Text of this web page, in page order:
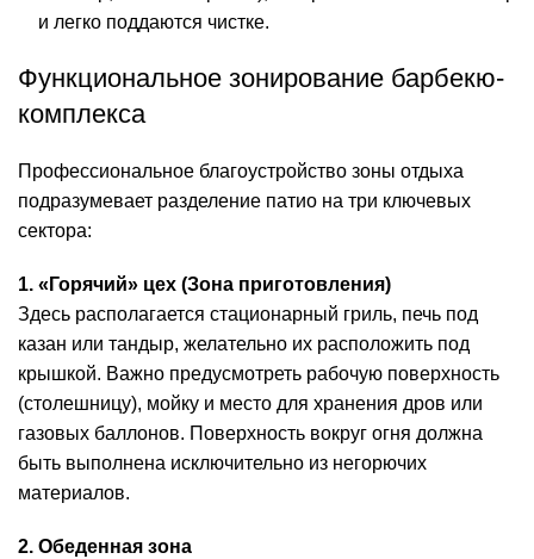
и легко поддаются чистке.
Функциональное зонирование барбекю-
комплекса
Профессиональное благоустройство зоны отдыха
подразумевает разделение патио на три ключевых
сектора:
1. «Горячий» цех (Зона приготовления)
Здесь располагается стационарный гриль, печь под
казан или тандыр, желательно их расположить под
крышкой. Важно предусмотреть рабочую поверхность
(столешницу), мойку и место для хранения дров или
газовых баллонов. Поверхность вокруг огня должна
быть выполнена исключительно из негорючих
материалов.
2. Обеденная зона